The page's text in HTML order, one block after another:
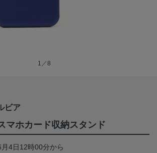
1／8
ビア
マホカード収納スタンド
4日12時00分から